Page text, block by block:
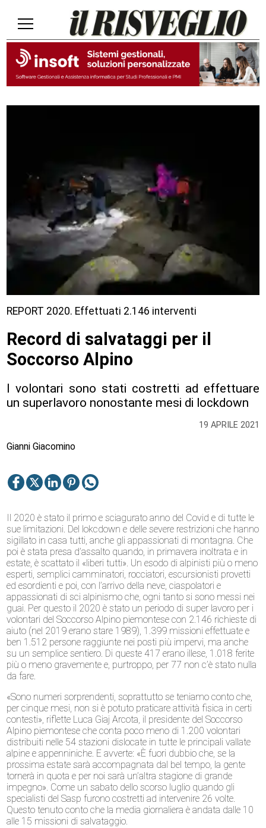
19 APRILE 2021
REPORT 2020. Effettuati 2.146 interventi
Record di salvataggi per il
Soccorso Alpino
I volontari sono stati costretti ad effettuare
un superlavoro nonostante mesi di lockdown
Gianni Giacomino
Il 2020 è stato il primo e sciagurato anno del Covid e di tutte le
sue limitazioni. Del lokcdown e delle severe restrizioni che hanno
sigillato in casa tutti, anche gli appassionati di montagna. Che
poi è stata presa d’assalto quando, in primavera inoltrata e in
estate, è scattato il «liberi tutti». Un esodo di alpinisti più o meno
esperti, semplici camminatori, rocciatori, escursionisti provetti
ed esordienti e poi, con l’arrivo della neve, ciaspolatori e
appassionati di sci alpinismo che, ogni tanto si sono messi nei
guai. Per questo il 2020 è stato un periodo di super lavoro per i
volontari del Soccorso Alpino piemontese con 2.146 richieste di
aiuto (nel 2019 erano stare 1989), 1.399 missioni effettuate e
ben 1.512 persone raggiunte nei posti più impervi, ma anche
su un semplice sentiero. Di queste 417 erano illese, 1.018 ferite
più o meno gravemente e, purtroppo, per 77 non c’è stato nulla
da fare.
«Sono numeri sorprendenti, soprattutto se teniamo conto che,
per cinque mesi, non si è potuto praticare attività fisica in certi
contesti», riflette Luca Giaj Arcota, il presidente del Soccorso
Alpino piemontese che conta poco meno di 1.200 volontari
distribuiti nelle 54 stazioni dislocate in tutte le principali vallate
alpine e appenniniche. E avverte: «È fuori dubbio che, se la
prossima estate sarà accompagnata dal bel tempo, la gente
tornerà in quota e per noi sarà un’altra stagione di grande
impegno». Come un sabato dello scorso luglio quando gli
specialisti del Sasp furono costretti ad intervenire 26 volte.
Questo tenuto conto che la media giornaliera è andata dalle 10
alle 15 missioni di salvataggio.